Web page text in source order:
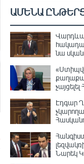
ԱՄԵՆԱ
նա
Էդգար
Նարեկ